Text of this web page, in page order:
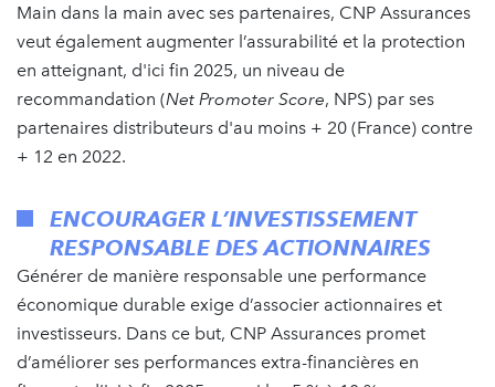
Main dans la main avec ses partenaires, CNP Assurances
veut également augmenter l’assurabilité et la protection
en atteignant, d'ici fin 2025, un niveau de
recommandation (Net Promoter Score, NPS) par ses
partenaires distributeurs d'au moins + 20 (France) contre
+ 12 en 2022.
ENCOURAGER L’INVESTISSEMENT
RESPONSABLE DES ACTIONNAIRES
Générer de manière responsable une performance
économique durable exige d’associer actionnaires et
investisseurs. Dans ce but, CNP Assurances promet
d’améliorer ses performances extra-financières en